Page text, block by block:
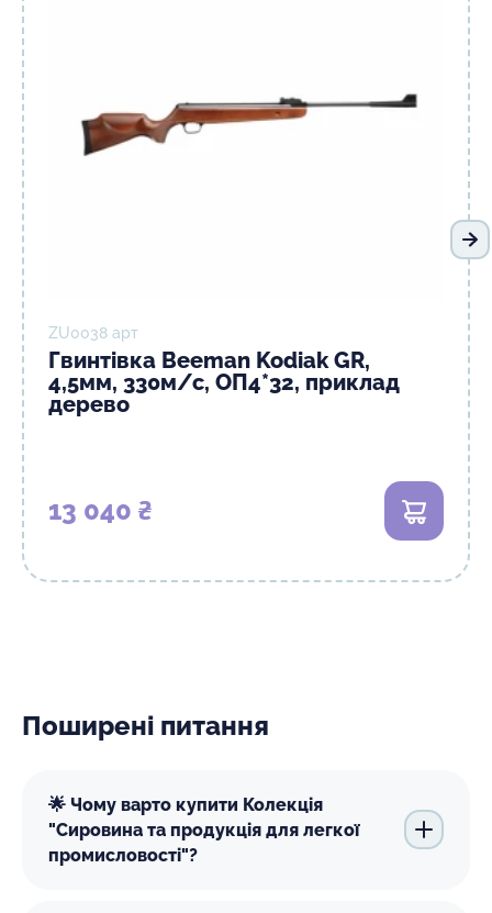
ZU0038 арт
Гвинтівка Beeman Kodiak GR,
4,5мм, 330м/с, ОП4*32, приклад
дерево
13 040 ₴ В кошик
Поширені питання
🌟 Чому варто купити Колекція
"Сировина та продукція для легкої
промисловості"?